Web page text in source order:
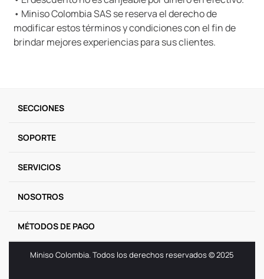
• Miniso Colombia SAS se reserva el derecho de
modificar estos términos y condiciones con el fin de
brindar mejores experiencias para sus clientes.
SECCIONES
SOPORTE
SERVICIOS
NOSOTROS
MÉTODOS DE PAGO
Miniso Colombia. Todos los derechos reservados © 2025